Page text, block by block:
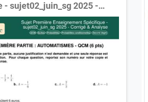
- sujet02_juin_sg 2025 -